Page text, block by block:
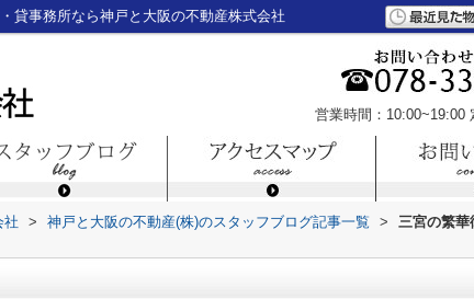
貸事務所なら神戸と大阪の不動産株式会社
営業時間：10:00~19:00
社 > 神戸と大阪の不動産(株)のスタッフブログ記事一覧 >
三宮の繁華